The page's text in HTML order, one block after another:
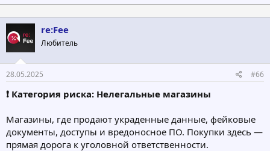
re:Fee
Любитель
28.05.2025 #66
❗️ Категория риска: Нелегальные магазины
Магазины, где продают украденные данные, фейковые
документы, доступы и вредоносное ПО. Покупки здесь —
прямая дорога к уголовной ответственности.